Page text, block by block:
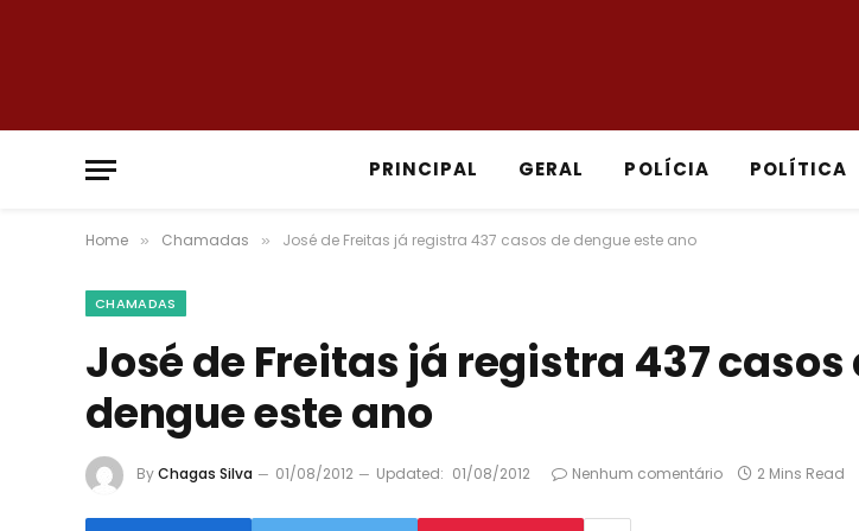
PRINCIPAL GERAL POLÍCIA POLÍTICA
Home » Chamadas » José de Freitas já registra 437 casos de dengue este ano
CHAMADAS
José de Freitas já registra 437 casos
dengue este ano
ByChagas Silva 01/08/2012 Updated: 01/08/2012 Nenhum comentário 2 Mins Read